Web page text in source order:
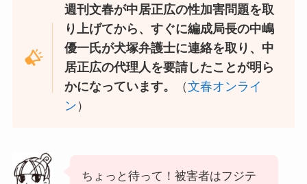
週刊文春が中居正広の性加害問題を取
り上げてから、すぐに編成局長の中嶋
優一氏が犬塚弁護士に連絡を取り、中
居正広の代理人を要請したことが明ら
かになっています。
（文春オンライ
ン ）
ちょっと待って！被害者はフジテ